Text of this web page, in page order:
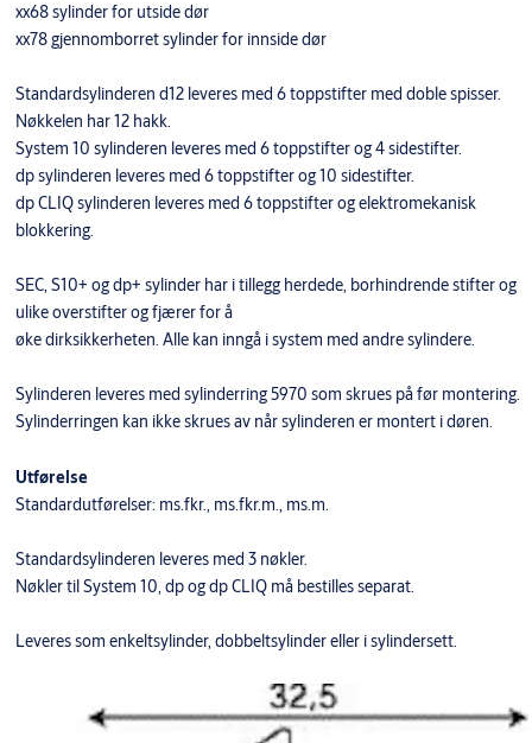
xx68 sylinder for utside dør
xx78 gjennomborret sylinder for innside dør
Standardsylinderen d12 leveres med 6 toppstifter med doble spisser.
Nøkkelen har 12 hakk.
System 10 sylinderen leveres med 6 toppstifter og 4 sidestifter.
dp sylinderen leveres med 6 toppstifter og 10 sidestifter.
dp CLIQ sylinderen leveres med 6 toppstifter og elektromekanisk
blokkering.
SEC, S10+ og dp+ sylinder har i tillegg herdede, borhindrende stifter og
ulike overstifter og fjærer for å
øke dirksikkerheten. Alle kan inngå i system med andre sylindere.
Sylinderen leveres med sylinderring 5970 som skrues på før montering.
Sylinderringen kan ikke skrues av når sylinderen er montert i døren.
Utførelse
Standardutførelser: ms.fkr., ms.fkr.m., ms.m.
Standardsylinderen leveres med 3 nøkler.
Nøkler til System 10, dp og dp CLIQ må bestilles separat.
Leveres som enkeltsylinder, dobbeltsylinder eller i sylindersett.